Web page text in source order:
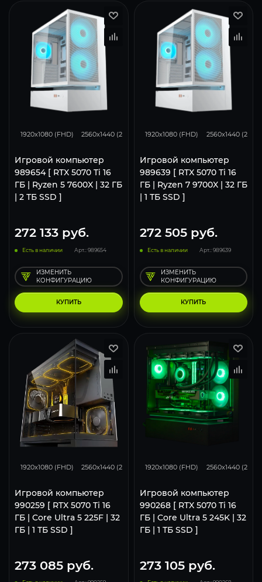
1920x1080 (FHD) 2560x1440 (2K) 3840x2160 (4K)
Игровой компьютер
989654 [ RTX 5070 Ti 16
ГБ | Ryzen 5 7600X | 32 ГБ
| 2 ТБ SSD ]
272 133 руб.
Есть в наличии Арт.: 989654
КУПИТЬ
ИЗМЕНИТЬ
КОНФИГУРАЦИЮ
1920x1080 (FHD) 2560x1440 (2K)
Игровой компьютер
989639 [ RTX 5070 Ti 16
ГБ | Ryzen 7 9700X | 32 ГБ
| 1 ТБ SSD ]
272 505руб.
Есть в наличии Арт.: 989639
КУПИТЬ
ИЗМЕНИТЬ
КОНФИГУРАЦИЮ
1920x1080 (FHD) 2560x1440 (2K) 3840x2160 (4K)
Игровой компьютер
990259 [ RTX 5070 Ti 16
ГБ | Core Ultra 5 225F | 32
ГБ | 1 ТБ SSD ]
273 085 руб.
1920x1080 (FHD) 2560x1440 (2K)
Игровой компьютер
990268 [ RTX 5070 Ti 16
ГБ | Core Ultra 5 245K | 32
ГБ | 1 ТБ SSD ]
273 105руб.